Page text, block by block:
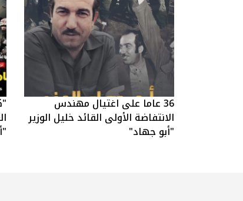
36 عاما على اغتيال مهندس
الانتفاضة الأولى القائد خليل الوزير
"أبو جهاد"